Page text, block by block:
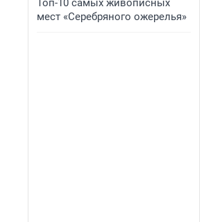
Топ-10 самых живописных
мест «Серебряного ожерелья»